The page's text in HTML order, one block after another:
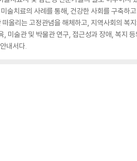
술치료의 사례를 통해, 건강한 사회를 구축하
올리는 고정관념을 해체하고, 지역사회의 복
미술관 및 박물관 연구, 접근성과 장애, 복지
내서다.